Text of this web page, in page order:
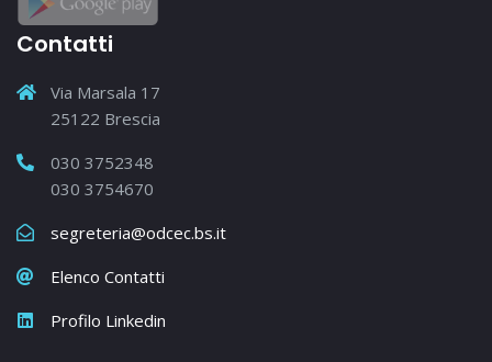
Contatti
Via Marsala 17
25122 Brescia
030 3752348
030 3754670
segreteria@odcec.bs.it
Elenco Contatti
Profilo Linkedin